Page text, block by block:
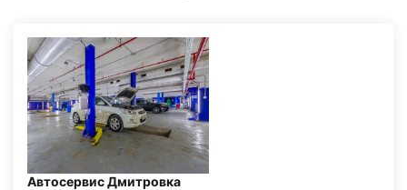
Автосервис Дмитровка